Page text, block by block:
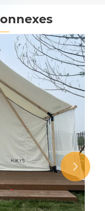
en toile double
